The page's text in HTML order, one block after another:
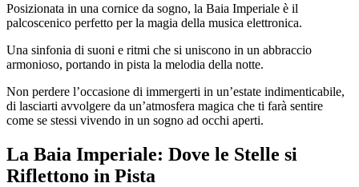
Posizionata in una cornice da sogno, la Baia Imperiale è il
palcoscenico perfetto per la magia della musica elettronica.
Una sinfonia di suoni e ritmi che si uniscono in un abbraccio
armonioso, portando in pista la melodia della notte.
Non perdere l’occasione di immergerti in un’estate indimenticabile,
di lasciarti avvolgere da un’atmosfera magica che ti farà sentire
come se stessi vivendo in un sogno ad occhi aperti.
La Baia Imperiale: Dove le Stelle si
Riflettono in Pista